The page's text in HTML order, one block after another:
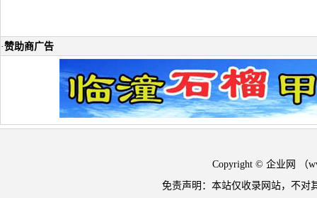
·赞助商广告
Copyright © 企业网 （
免责声明：本站仅收录网站，不对